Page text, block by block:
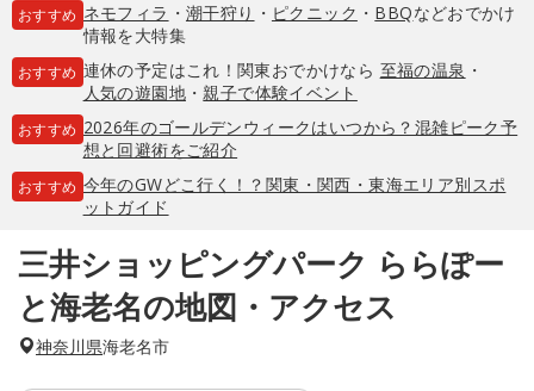
おすすめ ネモフィラ ・ 潮干狩り ・ ピクニック ・ BBQなどおでかけ
情報を大特集
おすすめ 連休の予定はこれ！関東おでかけなら 至福の温泉 ・
人気の遊園地・親子で体験イベント
おすすめ 2026年のゴールデンウィークはいつから？混雑ピーク予
想と回避術をご紹介
おすすめ 今年のGWどこ行く！？関東・関西・東海エリア別スポ
ットガイド
三井ショッピングパーク ららぽー
と海老名の地図・アクセス
神奈川県海老名市